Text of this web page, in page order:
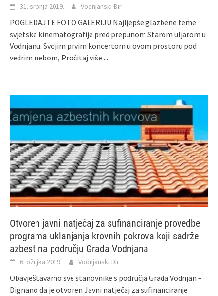
31. srpnja 2019. Vodnjanski Đir
POGLEDAJTE FOTO GALERIJU Najljepše glazbene teme
svjetske kinematografije pred prepunom Starom uljarom u
Vodnjanu. Svojim prvim koncertom u ovom prostoru pod
vedrim nebom, Pročitaj više ...
Otvoren javni natječaj za sufinanciranje provedbe
programa uklanjanja krovnih pokrova koji sadrže
azbest na području Grada Vodnjana
6. ožujka 2019. Vodnjanski Đir
Obavještavamo sve stanovnike s područja Grada Vodnjan –
Dignano da je otvoren Javni natječaj za sufinanciranje